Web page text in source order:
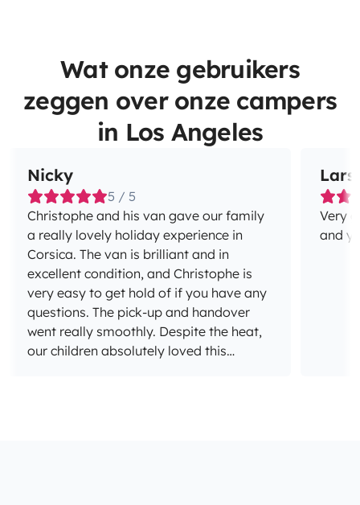
Wat onze gebruikers
zeggen over onze campers
in Los Angeles
Nicky
5 / 5
Christophe and his van gave our family
a really lovely holiday experience in
Corsica. The van is brilliant and in
excellent condition, and Christophe is
very easy to get hold of if you have any
questions. The pick-up and handover
went really smoothly. Despite the heat,
our children absolutely loved this
Lars
Very
and